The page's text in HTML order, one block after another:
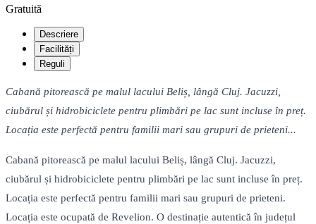
Gratuită
Descriere
Facilități
Reguli
Cabană pitorească pe malul lacului Beliș, lângă Cluj. Jacuzzi,
ciubărul și hidrobiciclete pentru plimbări pe lac sunt incluse în preț.
Locația este perfectă pentru familii mari sau grupuri de prieteni...
Cabană pitorească pe malul lacului Beliș, lângă Cluj. Jacuzzi,
ciubărul și hidrobiciclete pentru plimbări pe lac sunt incluse în preț.
Locația este perfectă pentru familii mari sau grupuri de prieteni.
Locația este ocupată de Revelion. O destinație autentică în județul